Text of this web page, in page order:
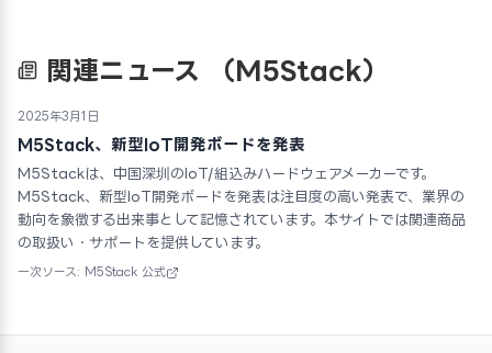
関連ニュース （M5Stack）
2025年3月1日
M5Stack、新型IoT開発ボードを発表
M5Stackは、中国深圳のIoT/組込みハードウェアメーカーです。
M5Stack、新型IoT開発ボードを発表は注目度の高い発表で、業界の
動向を象徴する出来事として記憶されています。本サイトでは関連商品
の取扱い・サポートを提供しています。
一次ソース: M5Stack 公式